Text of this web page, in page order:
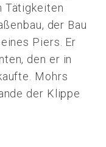
Tätigkeiten
der Bau
Piers. Er
den er in
Mohrs
der Klippe